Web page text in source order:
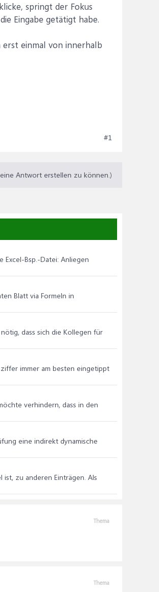
springt der Fokus
Eingabe getätigt habe.
einmal von innerhalb
#1
Antwort erstellen zu können.)
Bsp.-Datei: Anliegen
Blatt via Formeln in
dass sich die Kollegen für
immer am besten eingetippt
verhindern, dass in den
eine indirekt dynamische
zu anderen Einträgen. Als
Thema
Thema